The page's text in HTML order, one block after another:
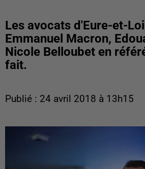
Les avocats d'Eure-et-
Emmanuel Macron,
Nicole Belloubet en
fait.
Publié : 24 avril 2018 à 13h15